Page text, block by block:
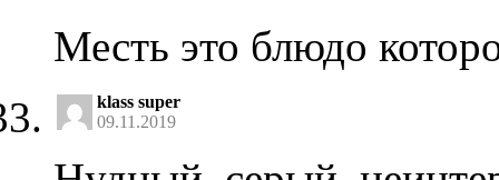
Месть это блюдо
klass super
09.11.2019